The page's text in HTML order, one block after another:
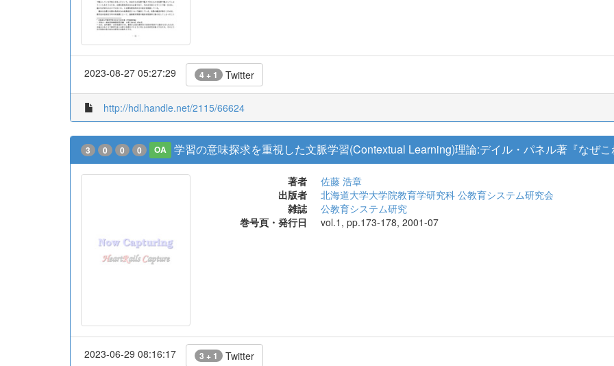
2023-08-27 05:27:29 4 + 1 Twitter
http://hdl.handle.net/2115/66624
3 0 0 0 OA 学習の意味探求を重視した文脈学習(Contextual Learning)理論:デイル・パネル著『なぜ
著者
佐藤 浩章
出版者
北海道大学大学院教育学研究科 公教育システム研究会
雑誌
公教育システム研究
巻号頁・発行日
vol.1, pp.173-178, 2001-07
2023-06-29 08:16:17 3 + 1 Twitter